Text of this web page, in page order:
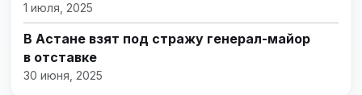
1 июля, 2025
В Астане взят под стражу генерал-майор
в отставке
30 июня, 2025